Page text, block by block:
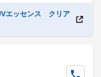
エッセンス クリア